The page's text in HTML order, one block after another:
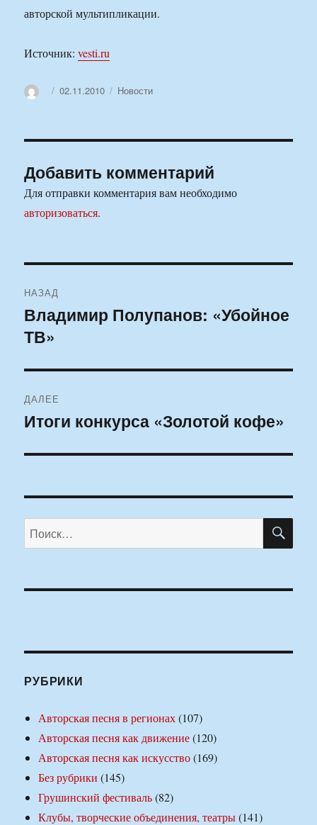
авторской мультипликации.
Источник:vesti.ru
АвторОпубликовано
02.11.2010 Рубрики
Новости
Добавить комментарий
Для отправки комментария вам необходимо
авторизоваться.
по
записям
НАЗАД
Предыдущая
запись:
Владимир Полупанов: «Убойное
ТВ»
ДАЛЕЕ
Следующая
Итоги конкурса «Золотой кофе»
Искать:
РУБРИКИ
Авторская песня в регионах(107)
Авторская песня как движение(120)
Авторская песня как искусство(169)
Без рубрики (145)
Грушинский фестиваль(82)
Клубы, творческие объединения, театры(141)